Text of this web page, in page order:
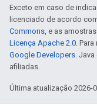
Exceto em caso de
licenciado de acordo
Commons, e as
Licença Apache 2.0.
Google Developers.
afiliadas.
Última atualização 2026-